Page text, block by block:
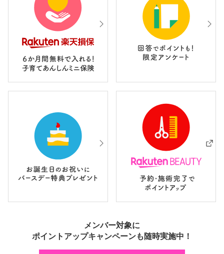
メンバー対象に
ポイントアップキャンペーンも随時実施中！